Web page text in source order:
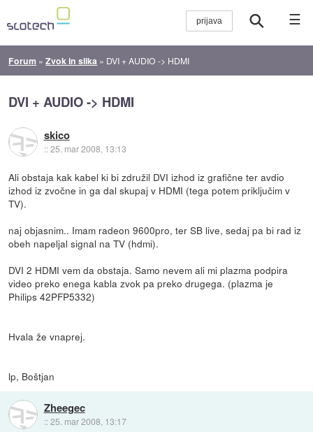
☰
Forum »Zvok in slika » DVI + AUDIO -> HDMI
DVI + AUDIO -> HDMI
skico
::25. mar 2008, 13:13
Ali obstaja kak kabel ki bi združil DVI izhod iz grafične ter avdio
izhod iz zvočne in ga dal skupaj v HDMI (tega potem priključim v
TV).
naj objasnim.. Imam radeon 9600pro, ter SB live, sedaj pa bi rad iz
obeh napeljal signal na TV (hdmi).
DVI 2 HDMI vem da obstaja. Samo nevem ali mi plazma podpira
video preko enega kabla zvok pa preko drugega. (plazma je
Philips 42PFP5332)
Hvala že vnaprej.
lp, Boštjan
Zheegec
::25. mar 2008, 13:17